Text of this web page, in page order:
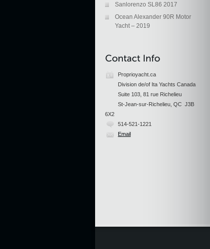
Sanlorenzo SL86 2017
Ocean Alexander 90R Motor
Yacht – 2019
Proprioyacht.ca
Division de/of Ita Yachts Canada
Suite 103, 81 rue Richelieu
St-Jean-sur-Richelieu, QC J3B
6X2
514-521-1221
Email